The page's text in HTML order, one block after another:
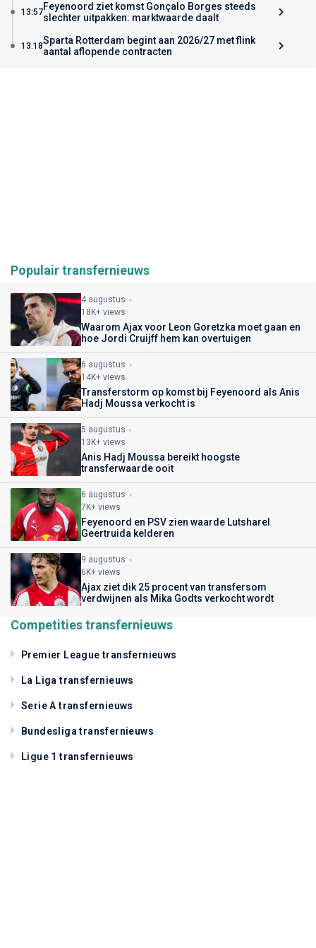
13:57Feyenoord ziet komst Gonçalo Borges steeds
slechter uitpakken: marktwaarde daalt
13:18Sparta Rotterdam begint aan 2026/27 met flink
aantal aflopende contracten
Populair transfernieuws
4 augustus
18K+ views
Waarom Ajax voor Leon Goretzka moet gaan en
hoe Jordi Cruijff hem kan overtuigen
6 augustus
14K+ views
Transferstorm op komst bij Feyenoord als Anis
Hadj Moussa verkocht is
5 augustus
13K+ views
Anis Hadj Moussa bereikt hoogste
transferwaarde ooit
6 augustus
7K+ views
Feyenoord en PSV zien waarde Lutsharel
Geertruida kelderen
9 augustus
6K+ views
Ajax ziet dik 25 procent van transfersom
verdwijnen als Mika Godts verkocht wordt
Competities transfernieuws
Premier League transfernieuws
La Liga transfernieuws
Serie A transfernieuws
Bundesliga transfernieuws
Ligue 1 transfernieuws